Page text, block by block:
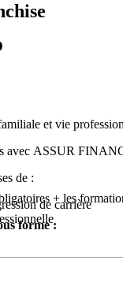
et vie
avec ASSUR
de :
de carrière
+ les
forme :
auprès de notre
RC Pro incluse dans